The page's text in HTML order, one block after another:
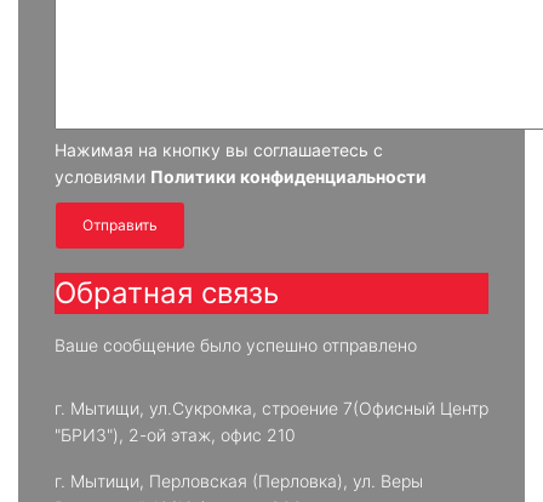
Нажимая на кнопку вы соглашаетесь с
условиями Политики конфиденциальности
Отправить
Обратная связь
Ваше сообщение было успешно отправлено
г. Мытищи, ул.Сукромка, строение 7(Офисный Центр
"БРИЗ"), 2-ой этаж, офис 210
г. Мытищи, Перловская (Перловка), ул. Веры